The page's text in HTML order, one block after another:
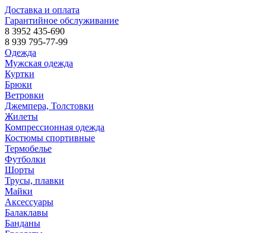
Доставка и оплата
Гарантийное обслуживание
8 3952 435-690
8 939 795-77-99
Одежда
Мужская одежда
Куртки
Брюки
Ветровки
Джемпера, Толстовки
Жилеты
Компрессионная одежда
Костюмы спортивные
Термобелье
Футболки
Шорты
Трусы, плавки
Майки
Аксессуары
Балаклавы
Банданы